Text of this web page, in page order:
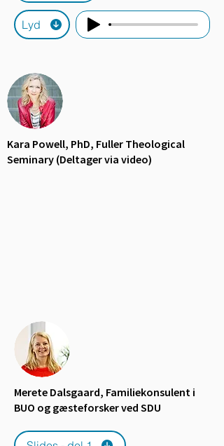
Lyd
Kara Powell, PhD, Fuller Theological
Seminary (Deltager via video)
Merete Dalsgaard, Familiekonsulent i
BUO og gæsteforsker ved SDU